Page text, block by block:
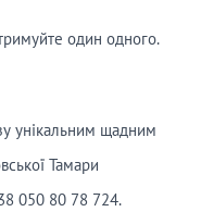
один одного.
унікальним щадним
Тамари
050 80 78 724.